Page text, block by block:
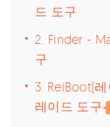
드 도구
2. Finder -
구
3. ReiBoot(
레이드 도구